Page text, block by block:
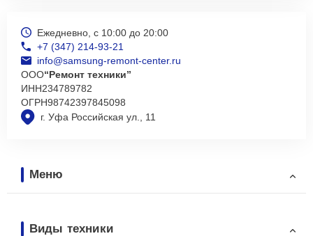
г. Уфа Российская ул., 11
Ежедневно, с 10:00 до 20:00
+7 (347) 214-93-21
info@samsung-remont-center.ru
ООО“Ремонт техники”
ИНН234789782
ОГРН98742397845098
Меню
Виды техники